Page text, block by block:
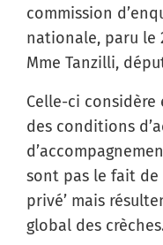
commission
nationale, paru le
Mme Tanzilli,
Celle-ci
des conditions
sont pas le fait de
privé’ mais
global des